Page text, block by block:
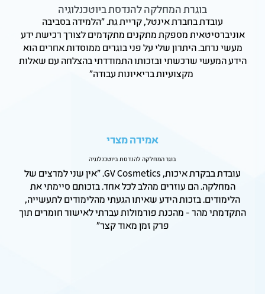
בוגרת המחלקה להנדסת ביוטכנלוגיה
עובדת בחברת אינטל, קריית גת. "הלמידה בסביבה
אוניברסיטאית מספקת מתקנים מתקדמים לצורך רכישת ידע
מעשי נרחב. היתרון שלי על פני בוגרים ממוסדות אחרים הוא
הידע המעשי שרכשתי ובזכותו התמודדתי בהצלחה עם שאלות
מקצועיות בריאיונות עבודה"
אמירה מצרי
בוגר המחלקה להנדסת ביוטכנלוגיה
עובדת בבקרת איכות, GV Cosmetics. "אין שני למרצים של
המחלקה. הם עוזרים מהלב לכל אחד. בזכותם סיימתי את
הלימודים. בזכות הידע שאיתו הגעתי מהלימודים לתעשייה,
התקדמתי מהר - מהכנת פורמולות עברתי לאישור חומרים תוך
פרק זמן מאוד קצר"